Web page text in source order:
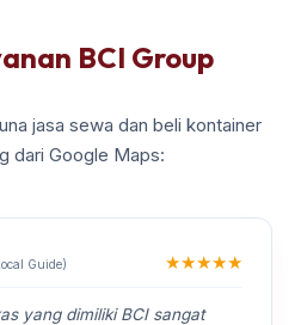
BCI Group
jasa sewa dan beli kontainer
dari Google Maps:
Guide) ★★★★★
yang dimiliki BCI sangat